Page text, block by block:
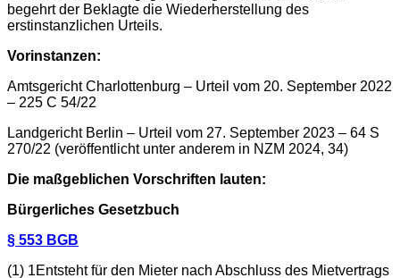
begehrt der Beklagte die Wiederherstellung des
erstinstanzlichen Urteils.
Vorinstanzen:
Amtsgericht Charlottenburg – Urteil vom 20. September 2022
– 225 C 54/22
Landgericht Berlin – Urteil vom 27. September 2023 – 64 S
270/22 (veröffentlicht unter anderem in NZM 2024, 34)
Die maßgeblichen Vorschriften lauten:
Bürgerliches Gesetzbuch
§ 553 BGB
(1) 1Entsteht für den Mieter nach Abschluss des Mietvertrags